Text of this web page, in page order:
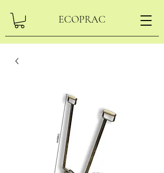
ECOPRAC